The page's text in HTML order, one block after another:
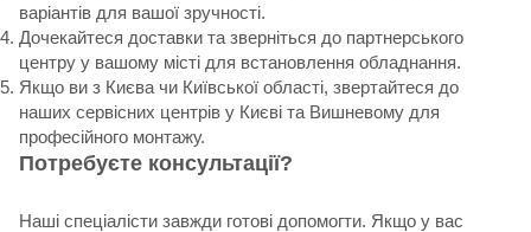
варіантів для вашої зручності.
Дочекайтеся доставки та зверніться до партнерського
центру у вашому місті для встановлення обладнання.
Якщо ви з Києва чи Київської області, звертайтеся до
наших сервісних центрів у Києві та Вишневому для
професійного монтажу.
Потребуєте консультації?
Наші спеціалісти завжди готові допомогти. Якщо у вас